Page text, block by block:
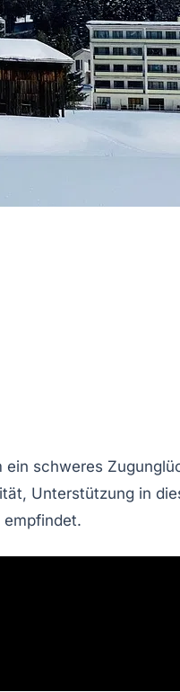
ein schweres
Unterstützung in
empfindet.